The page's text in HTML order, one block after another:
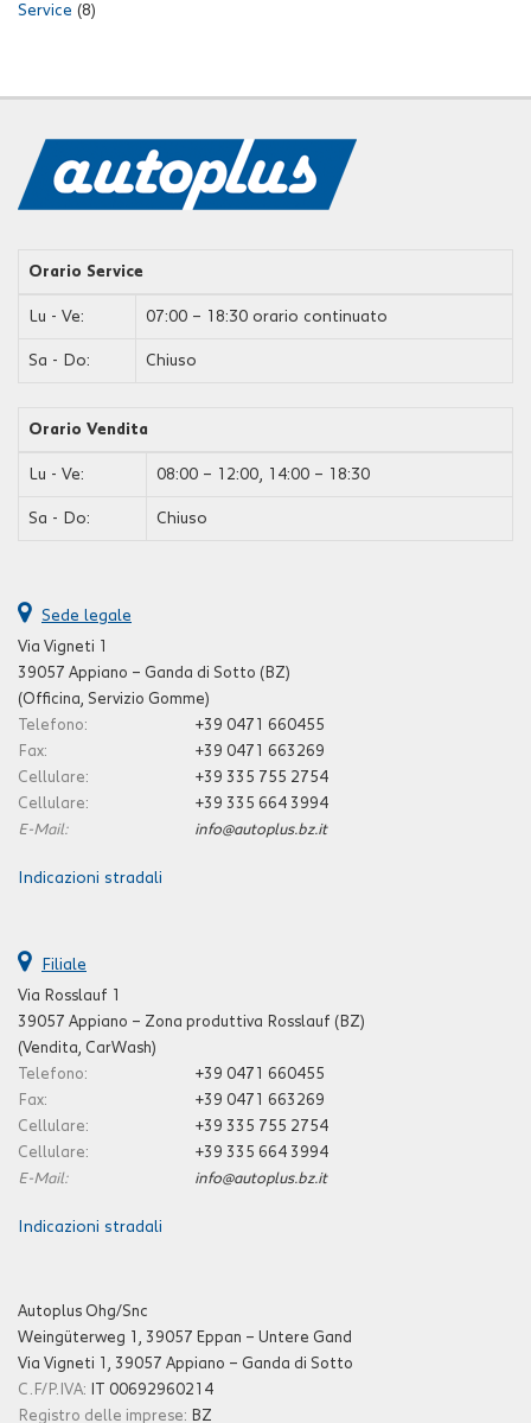
Service (8)
Orario Service
Lu - Ve: 07:00 – 18:30 orario continuato
Sa - Do: Chiuso
Orario Vendita
Lu - Ve: 08:00 – 12:00, 14:00 – 18:30
Sa - Do: Chiuso
Sede legale
Via Vigneti 1
39057 Appiano – Ganda di Sotto (BZ)
(Officina, Servizio Gomme)
Telefono:
+39 0471 660455
Fax:
+39 0471 663269
Cellulare:
+39 335 755 2754
Cellulare:
+39 335 664 3994
E-Mail:
info@autoplus.bz.it
Indicazioni stradali
Filiale
Via Rosslauf 1
39057 Appiano – Zona produttiva Rosslauf (BZ)
(Vendita, CarWash)
Telefono:
+39 0471 660455
Fax:
+39 0471 663269
Cellulare:
+39 335 755 2754
Cellulare:
+39 335 664 3994
E-Mail:
info@autoplus.bz.it
Indicazioni stradali
Autoplus Ohg/Snc
Weingüterweg 1, 39057 Eppan – Untere Gand
Via Vigneti 1, 39057 Appiano – Ganda di Sotto
C.F/P.IVA: IT 00692960214
Registro delle imprese: BZ